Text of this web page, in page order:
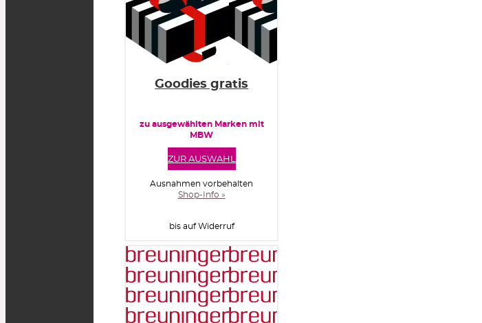
Goodies gratis
zu ausgewählten Marken mit
MBW
ZUR AUSWAHL
Ausnahmen vorbehalten
Shop-Info »
bis auf Widerruf